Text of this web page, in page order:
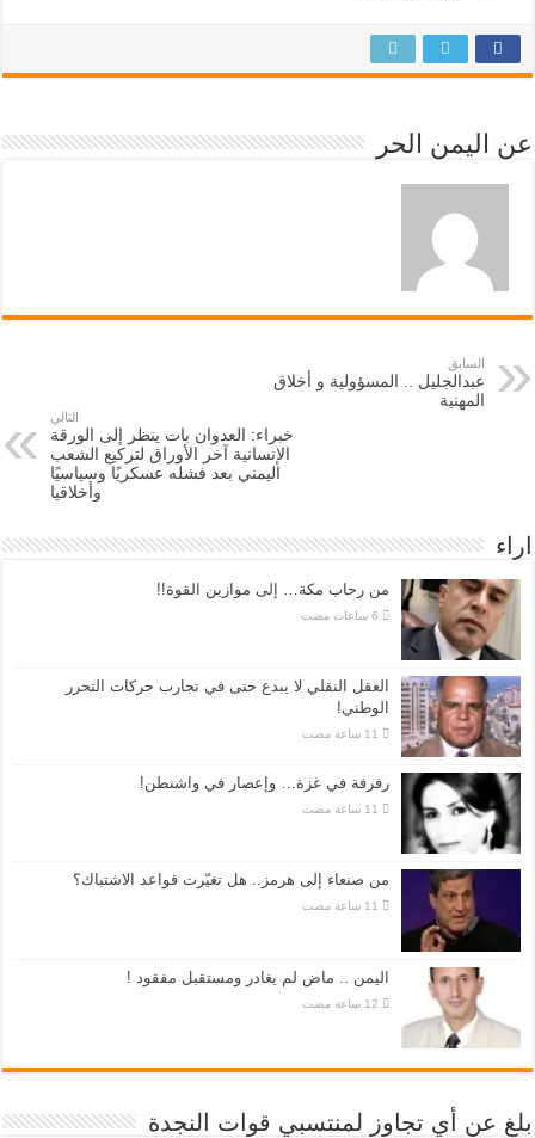
عن اليمن الحر
السابق
عبدالجليل .. المسؤولية و أخلاق
المهنية
التالي
خبراء: العدوان بات ينظر إلى الورقة
الإنسانية آخر الأوراق لتركيع الشعب
اليمني بعد فشله عسكريًا وسياسيًا
وأخلاقيا
اراء
من رحاب مكة… إلى موازين القوة!!
العقل النقلي لا يبدع حتى في تجارب حركات التحرر
الوطني!
رفرفة في غزة… وإعصار في واشنطن!
من صنعاء إلى هرمز.. هل تغيّرت قواعد الاشتباك؟
اليمن .. ماض لم يغادر ومستقبل مفقود !
بلغ عن أي تجاوز لمنتسبي قوات النجدة